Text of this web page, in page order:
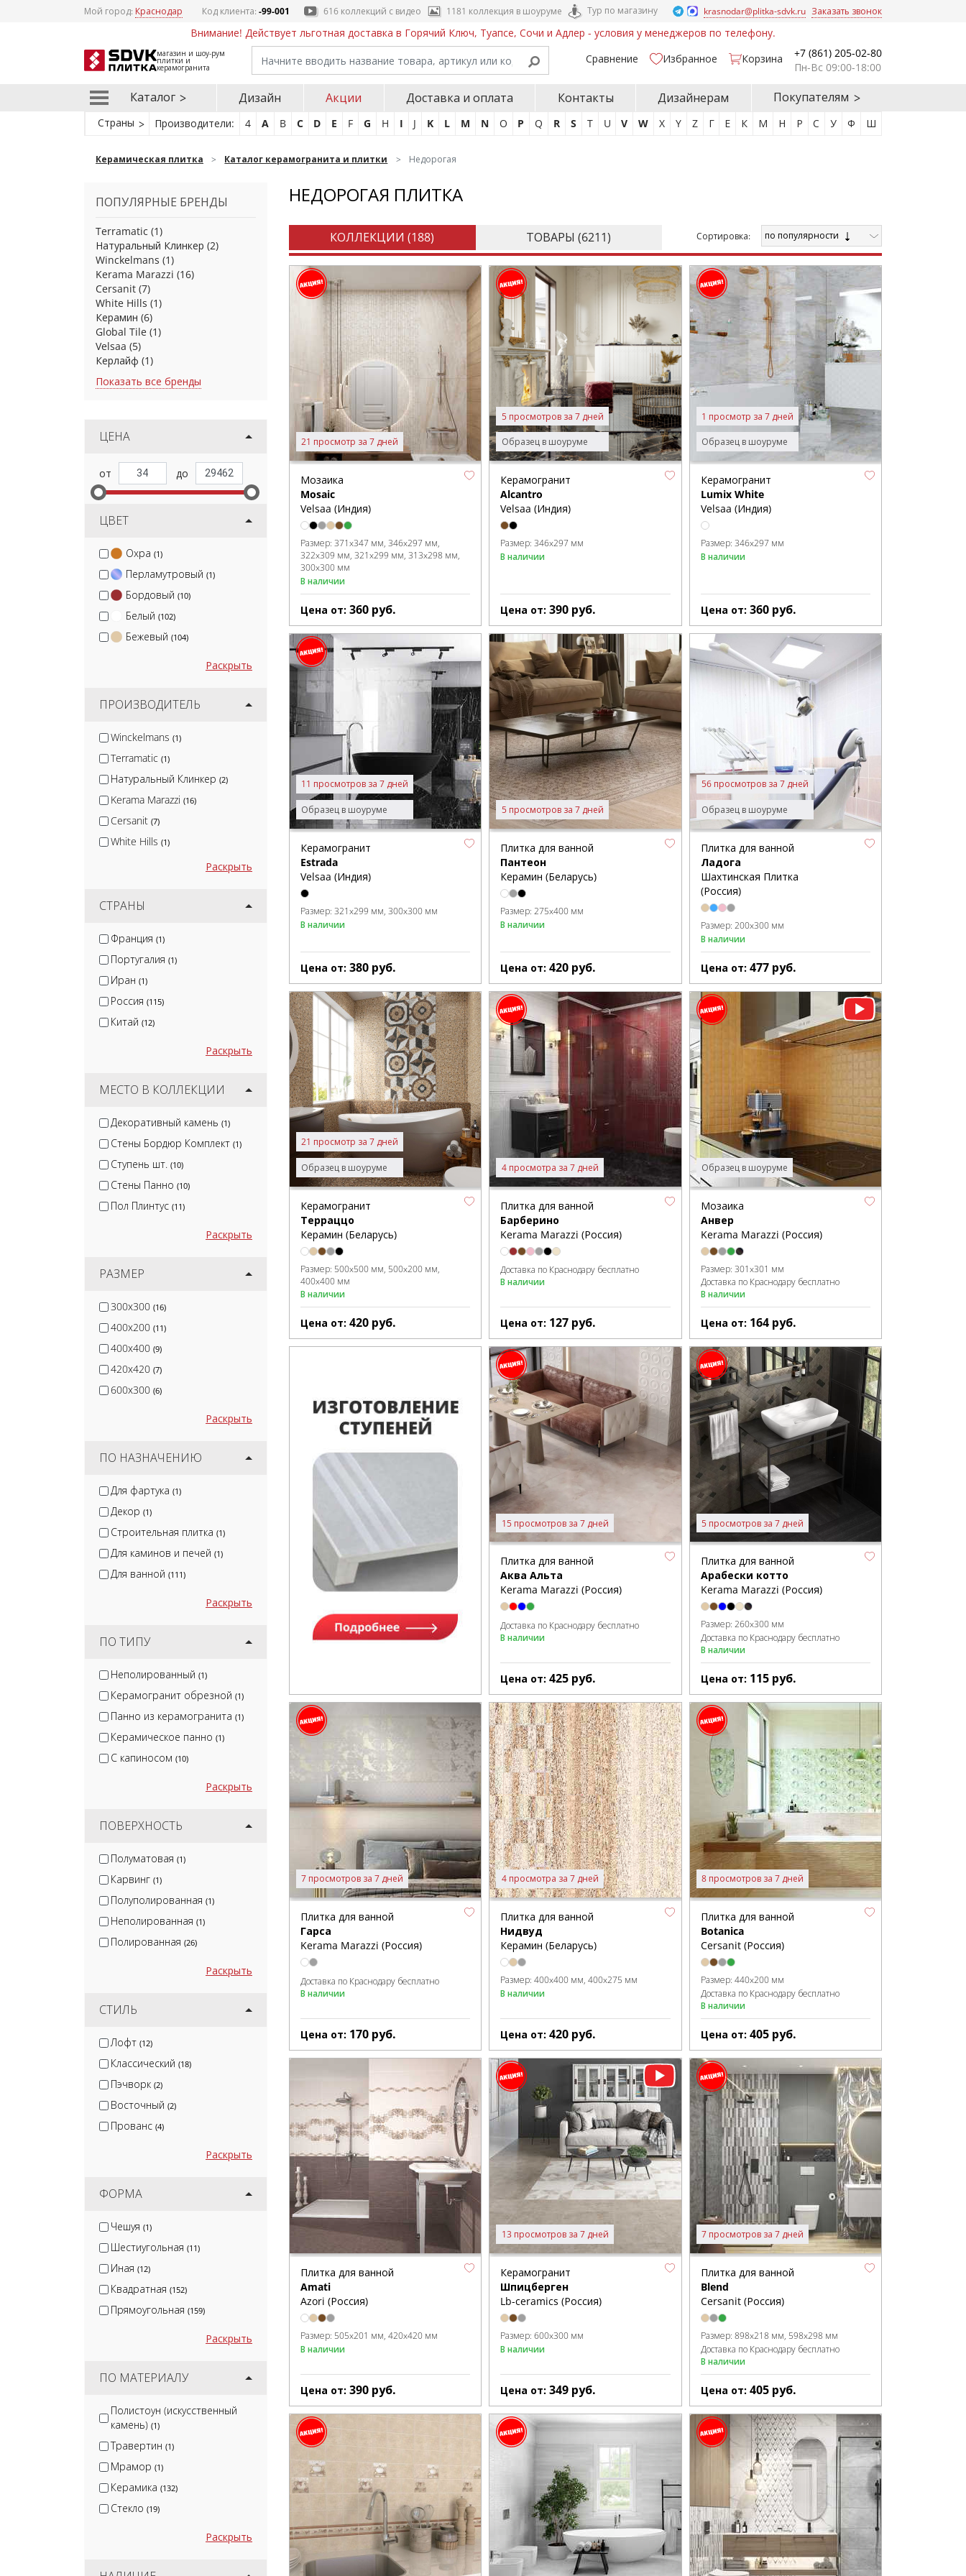
Мой город: Краснодар Код клиента:-99-001 616 коллекций с видео 1181 коллекция в шоуруме Тур по магазину krasnodar@plitka-sdvk.ru Заказать звонок
Внимание! Действует льготная доставка в Горячий Ключ, Туапсе, Сочи и Адлер - условия у менеджеров по телефону.
магазин и шоу-рум
плитки и
керамогранита
Сравнение Избранное Корзина
+7 (861) 205-02-80
Пн-Вс 09:00-18:00
Каталог Дизайн Акции Доставка и оплата Контакты Дизайнерам Покупателям
Страны Производители: 4 A B C D E F G H I J K L M N O P Q R S T U V W X Y Z Г Е К М Н Р С У Ф Ш
Керамическая плитка Каталог керамогранита и плитки Недорогая
ПОПУЛЯРНЫЕ БРЕНДЫ
Terramatic (1)
Натуральный Клинкер (2)
Winckelmans (1)
Kerama Marazzi (16)
Cersanit (7)
White Hills (1)
Керамин (6)
Global Tile (1)
Velsaa (5)
Керлайф (1)
Показать все бренды
ЦЕНА
ЦВЕТ
Охра (1)
Перламутровый (1)
Бордовый (10)
Белый (102)
Бежевый (104)
Раскрыть
ПРОИЗВОДИТЕЛЬ
Winckelmans (1)
Terramatic (1)
Натуральный Клинкер (2)
Kerama Marazzi (16)
Cersanit (7)
White Hills (1)
Velsaa(5)
Lb-Ceramics
Monopole
Раскрыть
СТРАНЫ
Франция (1)
Португалия (1)
Иран (1)
Россия (115)
Китай (12)
Раскрыть
МЕСТО В КОЛЛЕКЦИИ
Декоративный камень (1)
Стены Бордюр Комплект (1)
Ступень шт. (10)
Стены Панно (10)
Пол Плинтус (11)
Раскрыть
РАЗМЕР
300x300 (16)
400x200 (11)
400x400 (9)
420x420 (7)
600x300 (6)
Раскрыть
ПО НАЗНАЧЕНИЮ
Для фартука (1)
Декор (1)
Строительная плитка (1)
Для каминов и печей (1)
Для ванной (111)
Раскрыть
ПО ТИПУ
Неполированный (1)
Керамогранит обрезной (1)
Панно из керамогранита (1)
Керамическое панно (1)
С капиносом (10)
Раскрыть
ПОВЕРХНОСТЬ
Полуматовая (1)
Карвинг (1)
Полуполированная (1)
Неполированная (1)
Полированная (26)
Раскрыть
СТИЛЬ
Лофт (12)
Классический (18)
Пэчворк (2)
Восточный (2)
Прованс (4)
Раскрыть
ФОРМА
Чешуя (1)
Шестиугольная (11)
Иная (12)
Квадратная (152)
Прямоугольная (159)
Раскрыть
ПО МАТЕРИАЛУ
Полистоун (искусственный
камень) (1)
Травертин (1)
Мрамор (1)
Керамика (132)
Стекло (19)
Раскрыть
НЕДОРОГАЯ ПЛИТКА
КОЛЛЕКЦИИ (188) ТОВАРЫ (6211) Cортировка: по популярности
21 просмотр за 7 дней
Мозаика
Mosaic
Velsaa (Индия)
Размер: 371x347 мм 346x297 мм
322x309 мм 321x299 мм 313x298 мм
300x300 мм
В наличии
Цена от: 360 руб.
Образец в шоуруме
5 просмотров за 7 дней
Керамогранит
Alcantro
Velsaa (Индия)
Размер:346x297 мм
В наличии
Цена от:390 руб.
Образец в шоуруме
1 просмотр за 7 дней
Керамогранит
Lumix White
Velsaa (Индия)
Размер: 346x297 мм
В наличии
Цена от: 360 руб.
Образец в шоуруме
11 просмотров за 7 дней
Керамогранит
Estrada
Velsaa (Индия)
Размер: 321x299 мм 300x300 мм
В наличии
Цена от: 380 руб.
5 просмотров за 7 дней
Плитка для ванной
Пантеон
Керамин (Беларусь)
Размер:275x400 мм
В наличии
Цена от:420 руб.
Образец в шоуруме
56 просмотров за 7 дней
Плитка для ванной
Ладога
Шахтинская Плитка
(Россия)
Размер: 200x300 мм
В наличии
Цена от: 477 руб.
Образец в шоуруме
21 просмотр за 7 дней
Керамогранит
Терраццо
Керамин (Беларусь)
Размер: 500x500 мм 500x200 мм
400x400 мм
В наличии
Цена от: 420 руб.
4 просмотра за 7 дней
Плитка для ванной
Барберино
Kerama Marazzi (Россия)
Доставка по Краснодару бесплатно
В наличии
Цена от: 127 руб.
Образец в шоуруме
Мозаика
Анвер
Kerama Marazzi (Россия)
Размер: 301x301 мм
Доставка по Краснодару бесплатно
В наличии
Цена от: 164 руб.
15 просмотров за 7 дней
Плитка для ванной
Аква Альта
Kerama Marazzi (Россия)
Доставка по Краснодару бесплатно
В наличии
Цена от:425 руб.
5 просмотров за 7 дней
Плитка для ванной
Арабески котто
Kerama Marazzi (Россия)
Размер: 260x300 мм
Доставка по Краснодару бесплатно
В наличии
Цена от: 115 руб.
7 просмотров за 7 дней
Плитка для ванной
Гарса
Kerama Marazzi (Россия)
Доставка по Краснодару бесплатно
В наличии
Цена от: 170 руб.
4 просмотра за 7 дней
Плитка для ванной
Нидвуд
Керамин (Беларусь)
Размер:400x400 мм 400x275 мм
В наличии
Цена от:420 руб.
8 просмотров за 7 дней
Плитка для ванной
Botanica
Cersanit (Россия)
Размер: 440x200 мм
Доставка по Краснодару бесплатно
В наличии
Цена от: 405 руб.
Плитка для ванной
Amati
Azori (Россия)
Размер: 505x201 мм 420x420 мм
В наличии
Цена от: 390 руб.
13 просмотров за 7 дней
Керамогранит
Шпицберген
Lb-ceramics (Россия)
Размер:600x300 мм
В наличии
Цена от:349 руб.
7 просмотров за 7 дней
Плитка для ванной
Blend
Cersanit (Россия)
Размер: 898x218 мм 598x298 мм
Доставка по Краснодару бесплатно
В наличии
Цена от: 405 руб.